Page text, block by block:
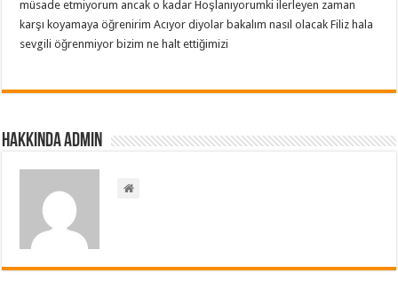
müsade etmiyorum ancak o kadar Hoşlanıyorumki ilerleyen zaman
karşı koyamaya öğrenirim Acıyor diyolar bakalım nasıl olacak Filiz hala
sevgili öğrenmiyor bizim ne halt ettiğimizi
Hakkında admin